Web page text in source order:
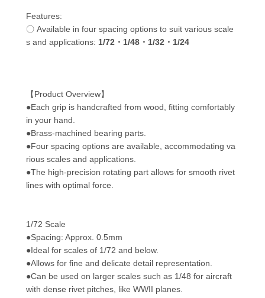
Features:
〇 Available in four spacing options to suit various scale
s and applications: 1/72 ・ 1/48・ 1/32 ・ 1/24
【Product Overview】
●Each grip is handcrafted from wood, fitting comfortably
in your hand.
●Brass-machined bearing parts.
●Four spacing options are available, accommodating va
rious scales and applications.
●The high-precision rotating part allows for smooth rivet
lines with optimal force.
1/72 Scale
●Spacing: Approx. 0.5mm
●Ideal for scales of 1/72 and below.
●Allows for fine and delicate detail representation.
●Can be used on larger scales such as 1/48 for aircraft
with dense rivet pitches, like WWII planes.